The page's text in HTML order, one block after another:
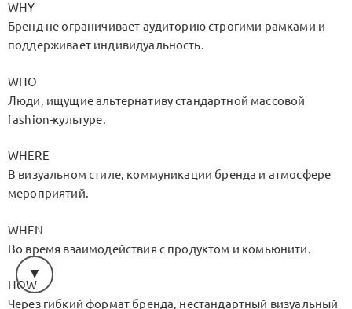
WHY
Бренд не ограничивает аудиторию строгими рамками и
поддерживает индивидуальность.
WHO
Люди, ищущие альтернативу стандартной массовой
fashion-культуре.
WHERE
В визуальном стиле, коммуникации бренда и атмосфере
мероприятий.
WHEN
Во время взаимодействия с продуктом и комьюнити.
HOW
Через гибкий формат бренда, нестандартный визуальный